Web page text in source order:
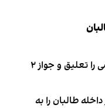
طالبان فعالیت ۷ دانشگاه خصوصی را تعلیق و جواز ۲
طالبان را به